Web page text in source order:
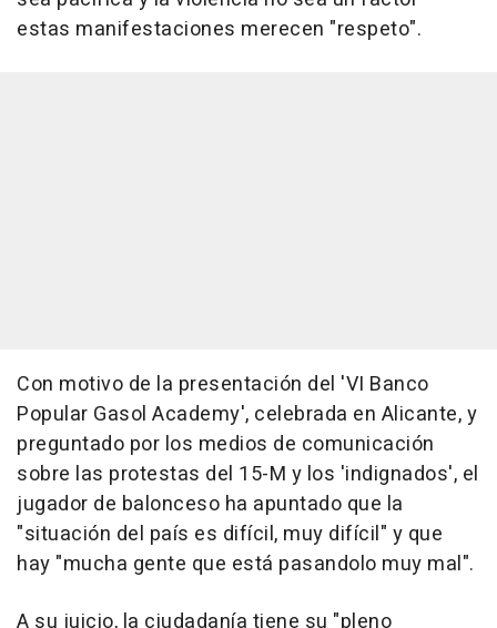
estas manifestaciones merecen "respeto".
Con motivo de la presentación del 'VI Banco
Popular Gasol Academy', celebrada en Alicante, y
preguntado por los medios de comunicación
sobre las protestas del 15-M y los 'indignados', el
jugador de balonceso ha apuntado que la
"situación del país es difícil, muy difícil" y que
hay "mucha gente que está pasandolo muy mal".
A su juicio, la ciudadanía tiene su "pleno